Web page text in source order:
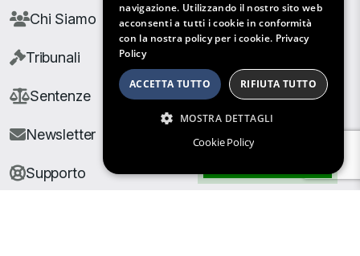
Chi Siamo
Tribunali
Sentenze
Newsletter
Supporto
navigazione. Utilizzando il nostro sito web
acconsenti a tutti i cookie in conformità
con la nostra policy per i cookie. Privacy
Policy
ACCETTA TUTTO RIFIUTA TUTTO
MOSTRA DETTAGLI
Cookie Policy